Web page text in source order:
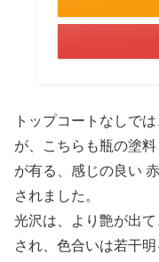
トップコートなしで
が、こちらも瓶の塗
が有る、感じの良い
されました。
光沢は、より艶が出
され、色合いは若干